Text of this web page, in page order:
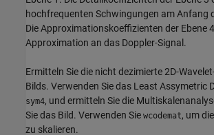
hochfrequenten Schwingungen am Anfang
Die Approximationskoeffizienten der Ebene
Approximation an das Doppler-Signal.
Ermitteln Sie die nicht dezimierte 2D-
Bilds. Verwenden Sie das Least Assymetric
sym4, und ermitteln Sie die
Sie das Bild. Verwenden Sie wcodemat, um
zu skalieren.